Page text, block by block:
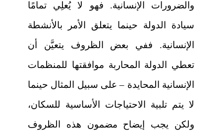
والضرورات الإنسانية. فهو لا يُعلِي تمامًا
سيادة الدولة حينما يتعلق الأمر بالأنشطة
الإنسانية. ففي بعض الظروف يتعيَّن أن
تعطي الدولة المحاربة موافقتها للمنظمات
الإنسانية المحايدة – على سبيل المثال حينما
لا يتم تلبية الاحتياجات الأساسية للسكان،
ولكن يجب إيضاح مضمون هذه الظروف